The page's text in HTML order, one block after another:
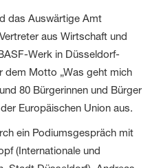
das Auswärtige Amt
aus Wirtschaft und
Werk in Düsseldorf-
dem Motto „Was geht mich
80 Bürgerinnen und Bürger
Europäischen Union aus.
ein Podiumsgespräch mit
(Internationale und